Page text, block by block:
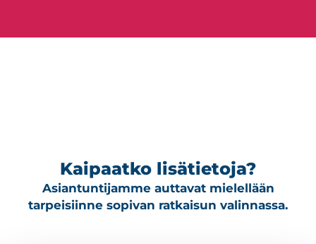
Kaipaatko lisätietoja?
Asiantuntijamme auttavat mielellään
tarpeisiinne sopivan ratkaisun valinnassa.